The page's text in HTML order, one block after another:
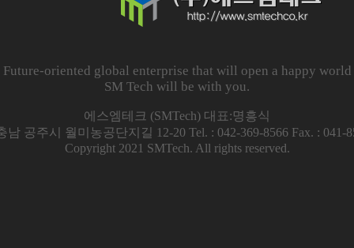
Future-oriented global enterprise that will open a happy world
SM Tech will be with you.
에스엠테크 (SMTech) 대표:명흥식
남 공주시 월미농공단지길 12-20 Tel. : 042-369-8566 Fax. : 041-
Copyright 2021 SMTech. All rights reserved.